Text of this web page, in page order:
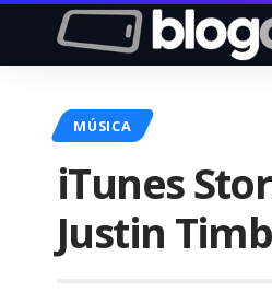
MÚSICA
iTunes
Justin